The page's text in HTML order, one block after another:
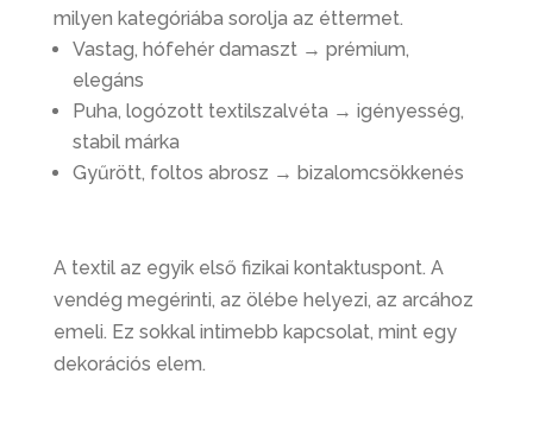
milyen kategóriába sorolja az éttermet.
Vastag, hófehér damaszt → prémium,
elegáns
Puha, logózott textilszalvéta → igényesség,
stabil márka
Gyűrött, foltos abrosz → bizalomcsökkenés
A textil az egyik első fizikai kontaktuspont. A
vendég megérinti, az ölébe helyezi, az arcához
emeli. Ez sokkal intimebb kapcsolat, mint egy
dekorációs elem.